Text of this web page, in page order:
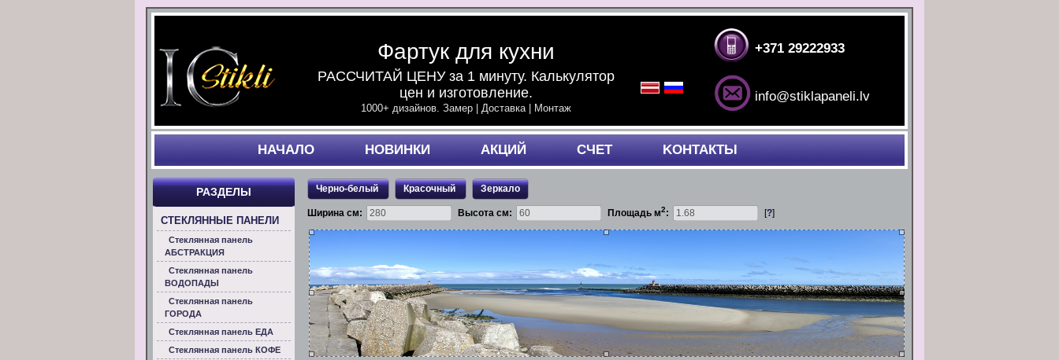
Фартук для кухни
РАССЧИТАЙ ЦЕНУ за 1 минуту. Калькулятор
цен и изготовление.
1000+ дизайнов. Замер | Доставка | Монтаж
+371 29222933
info@stiklapaneli.lv
НАЧАЛO НОВИНКИ АКЦИЙ СЧЕТ KОНТАКТЫ
Черно-белый Красочный Зеркало
Ширина см: Высота см: Площадь м2: [?]
РАЗДЕЛЫ
СТЕКЛЯННЫЕ ПАНЕЛИ
Стеклянная панель
АБСТРАКЦИЯ
Стеклянная панель
ВОДОПАДЫ
Стеклянная панель
ГОРОДА
Стеклянная панель ЕДА
Стеклянная панель КОФЕ